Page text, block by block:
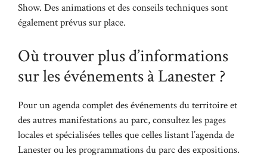
Show. Des animations et des conseils techniques sont
également prévus sur place.
Où trouver plus d’informations
sur les événements à Lanester ?
Pour un agenda complet des événements du territoire et
des autres manifestations au parc, consultez les pages
locales et spécialisées telles que celles listant l’agenda de
Lanester ou les programmations du parc des expositions.